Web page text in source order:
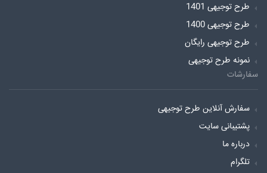
طرح توجیهی 1401
طرح توجیهی 1400
طرح توجیهی رایگان
نمونه طرح توجیهی
سفارشات
سفارش آنلاین طرح توجیهی
پشتیبانی سایت
درباره ما
تلگرام